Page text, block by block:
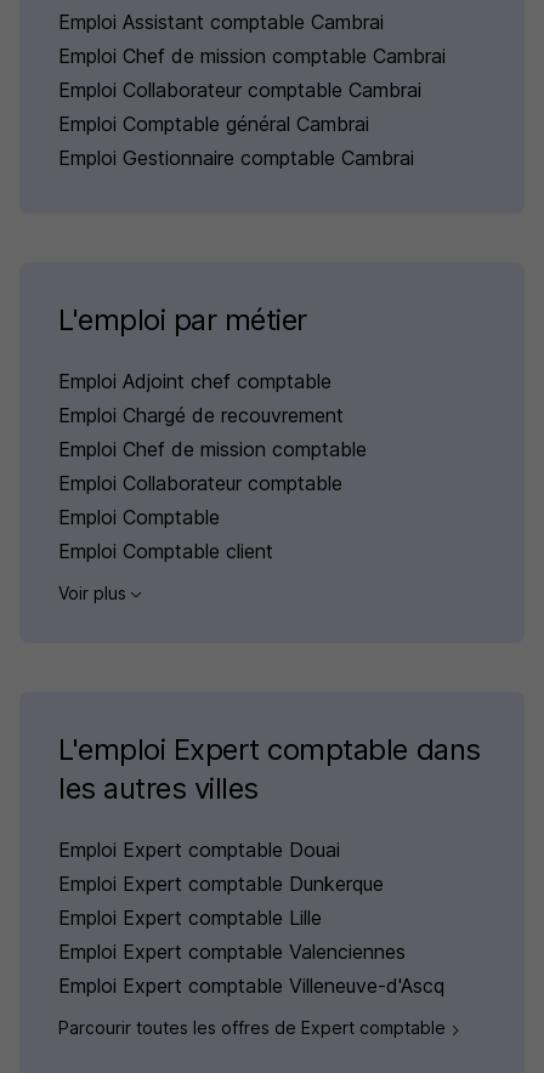
Emploi Assistant comptable Cambrai
Emploi Chef de mission comptable Cambrai
Emploi Collaborateur comptable Cambrai
Emploi Comptable général Cambrai
Emploi Gestionnaire comptable Cambrai
L'emploi par métier
Emploi Adjoint chef comptable
Emploi Chargé de recouvrement
Emploi Chef de mission comptable
Emploi Collaborateur comptable
Emploi Comptable
Emploi Comptable client
Voir plus
L'emploi Expert comptable dans
les autres villes
Emploi Expert comptable Douai
Emploi Expert comptable Dunkerque
Emploi Expert comptable Lille
Emploi Expert comptable Valenciennes
Emploi Expert comptable Villeneuve-d'Ascq
Parcourir toutes les offres de Expert comptable